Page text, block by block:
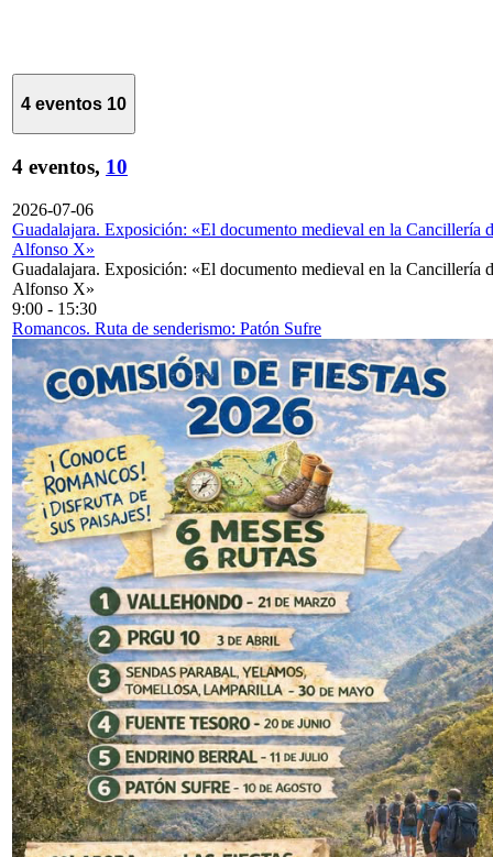
4 eventos 10
4 eventos, 10
2026-07-06
Guadalajara. Exposición: «El documento medieval en la Cancillería
Alfonso X»
Guadalajara. Exposición: «El documento medieval en la Cancillería
Alfonso X»
9:00 - 15:30
Romancos. Ruta de senderismo: Patón Sufre